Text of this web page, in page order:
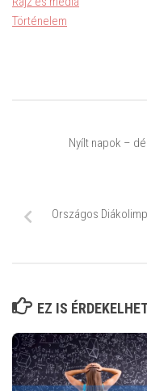
Történelem
Nyílt napok –
Országos
EZ IS